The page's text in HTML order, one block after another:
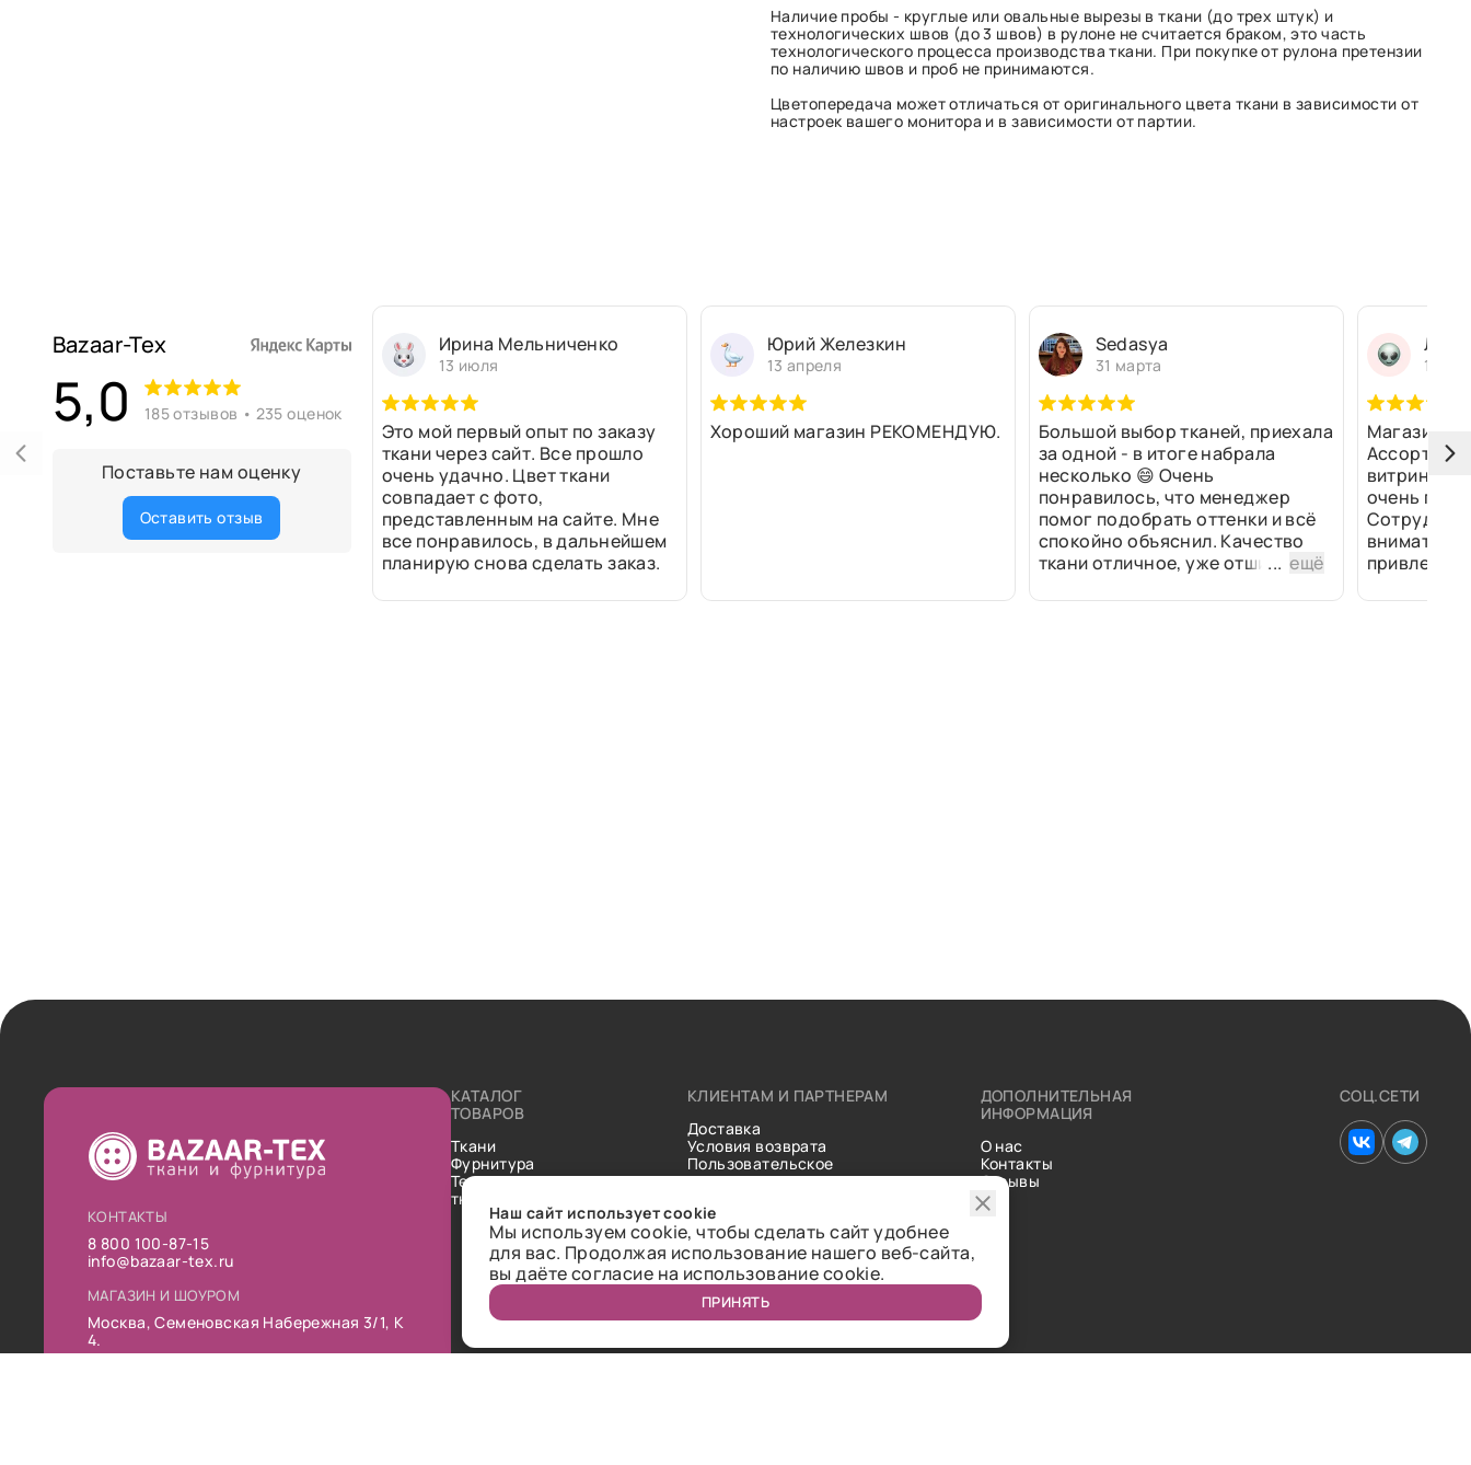
Наличие пробы - круглые или овальные вырезы в ткани (до трех штук) и
технологических швов (до 3 швов) в рулоне не считается браком, это часть
технологического процесса производства ткани. При покупке от рулона претензии
по наличию швов и проб не принимаются.
Цветопередача может отличаться от оригинального цвета ткани в зависимости от
настроек вашего монитора и в зависимости от партии.
Bazaar-Tex
5,0 185 отзывов • 235 оценок
Поставьте нам оценку
Оставить отзыв
Ирина Мельниченко
13 июля
Это мой первый опыт по заказу
ткани через сайт. Все прошло
очень удачно. Цвет ткани
совпадает с фото,
представленным на сайте. Мне
все понравилось, в дальнейшем
планирую снова сделать заказ.
Юрий Железкин
13 апреля
Хороший магазин РЕКОМЕНДУЮ.
Sedasya
31 марта
Большой выбор тканей, приехала
за одной - в итоге набрала
несколько 😄 Очень
понравилось, что менеджер
помог подобрать оттенки и всё
спокойно объяснил. Качество
ткани отличное, уже отшили...ещё
13
Магазин
витринах
очень
привлек
рулоны
КОНТАКТЫ
8 800 100-87-15
info@bazaar-tex.ru
МАГАЗИН И ШОУРОМ
Москва, Семеновская Набережная 3/1, К
4.
КАТАЛОГ
ТОВАРОВ
Ткани
Фурнитура
Технические
ткани
КЛИЕНТАМ И ПАРТНЕРАМ
Доставка
Условия возврата
Пользовательское
соглашение
Статьи
ДОПОЛНИТЕЛЬНАЯ
ИНФОРМАЦИЯ
О нас
Контакты
Отзывы
СОЦ.СЕТИ
Наш сайт использует cookie
Мы используем cookie, чтобы сделать сайт удобнее
для вас. Продолжая использование нашего веб-сайта,
вы даёте согласие на использование cookie.
ПРИНЯТЬ